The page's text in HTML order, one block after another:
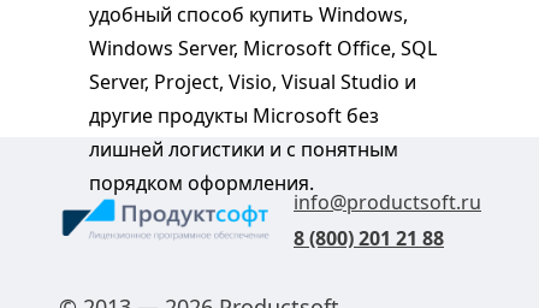
удобный способ купить Windows,
Windows Server, Microsoft Office, SQL
Server, Project, Visio, Visual Studio и
другие продукты Microsoft без
лишней логистики и с понятным
порядком оформления.
8 (800) 201 21 88
info@productsoft.ru